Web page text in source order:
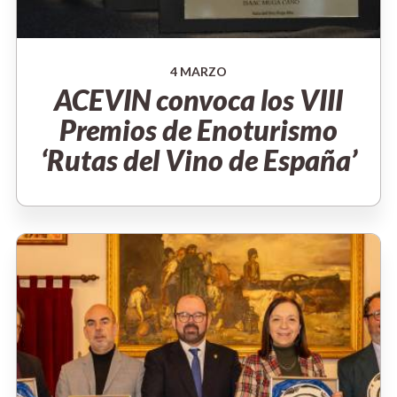
4 MARZO
ACEVIN convoca los VIII
Premios de Enoturismo
‘Rutas del Vino de España’